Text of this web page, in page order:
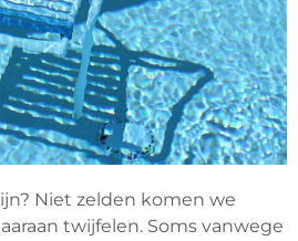
Niet zelden komen we
twijfelen. Soms vanwege